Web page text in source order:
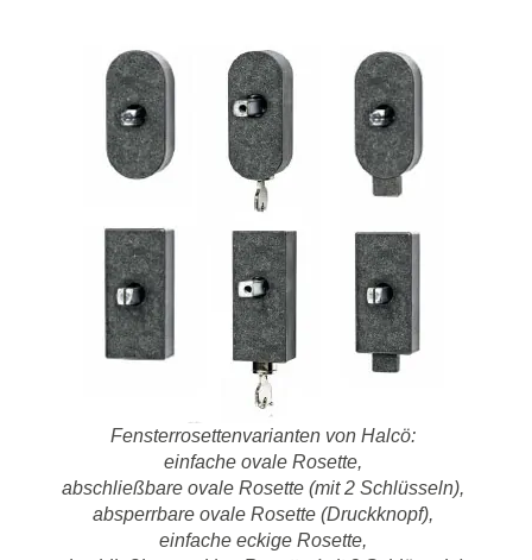
Fensterrosettenvarianten von Halcö:
einfache ovale Rosette,
abschließbare ovale Rosette (mit 2 Schlüsseln),
absperrbare ovale Rosette (Druckknopf),
einfache eckige Rosette,